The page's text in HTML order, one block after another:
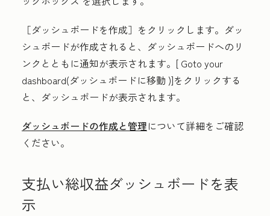
［ダッシュボードを作成］ をクリックします。ダッ
シュボードが作成されると、ダッシュボードへのリ
ンクとともに通知が表示されます。[ Goto your
dashboard(ダッシュボードに移動 )]をクリックする
と、ダッシュボードが表示されます。
ダッシュボードの作成と管理について詳細をご確認
ください。
支払い総収益ダッシュボードを表
示